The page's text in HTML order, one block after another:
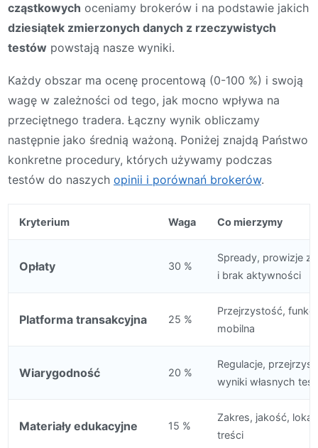
cząstkowych oceniamy brokerów i na podstawie jakich
dziesiątek zmierzonych danych z rzeczywistych
testów powstają nasze wyniki.
Każdy obszar ma ocenę procentową (0-100 %) i swoją
wagę w zależności od tego, jak mocno wpływa na
przeciętnego tradera. Łączny wynik obliczamy
następnie jako średnią ważoną. Poniżej znajdą Państwo
konkretne procedury, których używamy podczas
testów do naszych opinii i porównań brokerów.
Kryterium Waga Co mierzymy
Opłaty 30 %
Spready, prowizje za
i brak aktywności
Platforma transakcyjna 25 %
Przejrzystość,
mobilna
Wiarygodność 20 %
Regulacje,
wyniki własnych
Materiały edukacyjne 15 %
Zakres, jakość,
treści